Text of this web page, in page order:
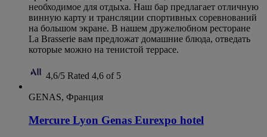
необходимое для отдыха. Наш бар предлагает отличную
винную карту и трансляции спортивных соревнований
на большом экране. В нашем дружелюбном ресторане
La Brasserie вам предложат домашние блюда, отведать
которые можно на тенистой террасе.
4,6/5 Rated 4,6 of 5
GENAS, Франция
Mercure Lyon Genas Eurexpo hotel